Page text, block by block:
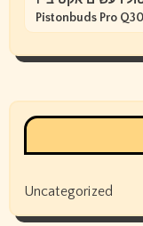
Pistonbuds Pro Q30
Uncategorized